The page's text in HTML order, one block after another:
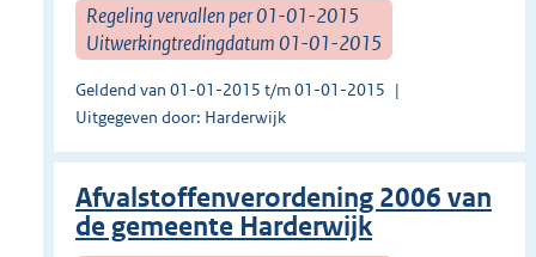
Regeling vervallen per 01-01-2015
Uitwerkingtredingdatum 01-01-2015
Geldend van 01-01-2015 t/m 01-01-2015
Uitgegeven door: Harderwijk
Afvalstoffenverordening 2006 van
de gemeente Harderwijk